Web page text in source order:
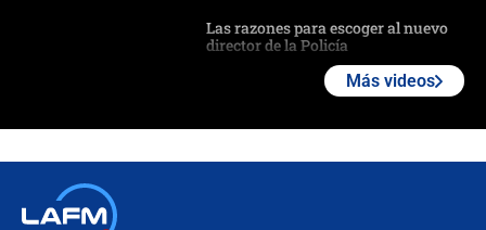
Las razones para escoger al nuevo
director de la Policía
Más videos